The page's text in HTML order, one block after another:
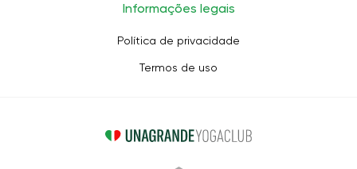
Informações legais
Política de privacidade
Termos de uso